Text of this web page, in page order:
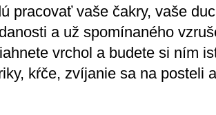
pracovať vaše čakry, vaše
a už spomínaného
vrchol a budete si ním
kŕče, zvíjanie sa na posteli